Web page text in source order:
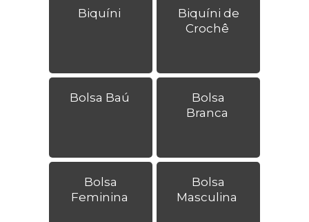
Biquíni
Biquíni de
Crochê
Bolsa Baú
Bolsa
Branca
Bolsa
Feminina
Bolsa
Masculina